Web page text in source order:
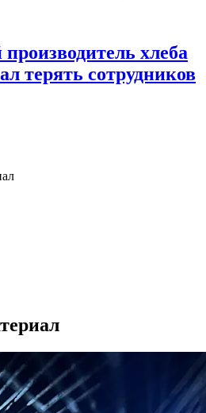
хлеба
терять сотрудников